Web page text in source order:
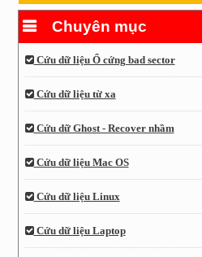
Chuyên mục
Cứu dữ liệu Ổ cứng bad sector
Cứu dữ liệu từ xa
Cứu dữ Ghost - Recover nhầm
Cứu dữ liệu Mac OS
Cứu dữ liệu Linux
Cứu dữ liệu Laptop